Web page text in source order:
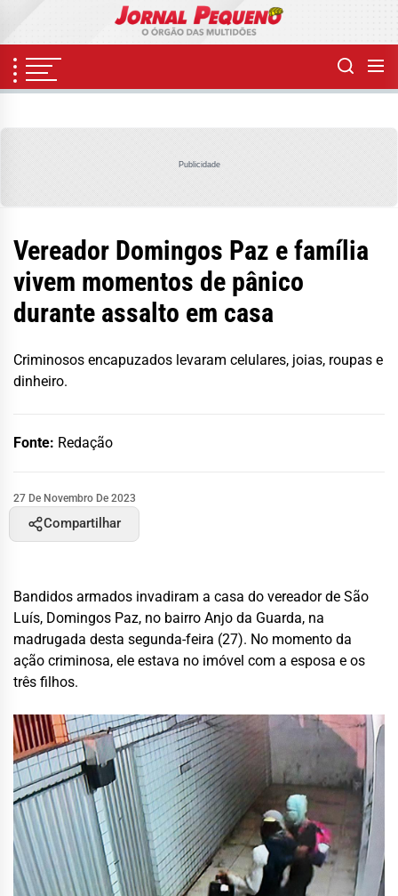
content
Publicidade
Vereador Domingos Paz e família
vivem momentos de pânico
durante assalto em casa
Criminosos encapuzados levaram celulares, joias, roupas e
dinheiro.
Fonte: Redação
27 De Novembro De 2023
Compartilhar
Bandidos armados invadiram a casa do vereador de São
Luís, Domingos Paz, no bairro Anjo da Guarda, na
madrugada desta segunda-feira (27). No momento da
ação criminosa, ele estava no imóvel com a esposa e os
três filhos.